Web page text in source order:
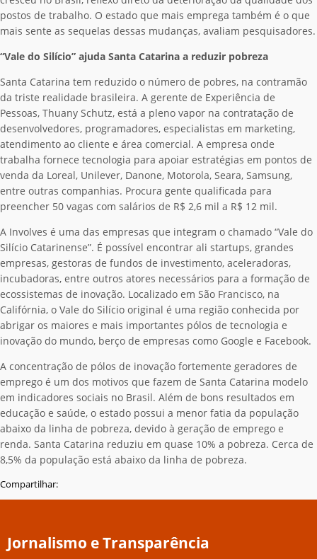
postos de trabalho. O estado que mais emprega também é o que
mais sente as sequelas dessas mudanças, avaliam pesquisadores.
“Vale do Silício” ajuda Santa Catarina a reduzir pobreza
Santa Catarina tem reduzido o número de pobres, na contramão
da triste realidade brasileira. A gerente de Experiência de
Pessoas, Thuany Schutz, está a pleno vapor na contratação de
desenvolvedores, programadores, especialistas em marketing,
atendimento ao cliente e área comercial. A empresa onde
trabalha fornece tecnologia para apoiar estratégias em pontos de
venda da Loreal, Unilever, Danone, Motorola, Seara, Samsung,
entre outras companhias. Procura gente qualificada para
preencher 50 vagas com salários de R$ 2,6 mil a R$ 12 mil.
A Involves é uma das empresas que integram o chamado “Vale do
Silício Catarinense”. É possível encontrar ali startups, grandes
empresas, gestoras de fundos de investimento, aceleradoras,
incubadoras, entre outros atores necessários para a formação de
ecossistemas de inovação. Localizado em São Francisco, na
Califórnia, o Vale do Silício original é uma região conhecida por
abrigar os maiores e mais importantes pólos de tecnologia e
inovação do mundo, berço de empresas como Google e Facebook.
A concentração de pólos de inovação fortemente geradores de
emprego é um dos motivos que fazem de Santa Catarina modelo
em indicadores sociais no Brasil. Além de bons resultados em
educação e saúde, o estado possui a menor fatia da população
abaixo da linha de pobreza, devido à geração de emprego e
renda. Santa Catarina reduziu em quase 10% a pobreza. Cerca de
8,5% da população está abaixo da linha de pobreza.
Compartilhar:
Jornalismo e Transparência